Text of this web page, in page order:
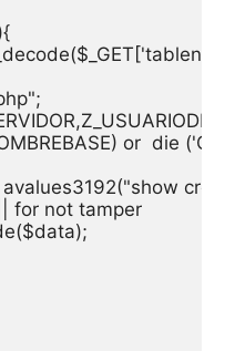
or  die ('Cant
avalues3192("show
for not tamper